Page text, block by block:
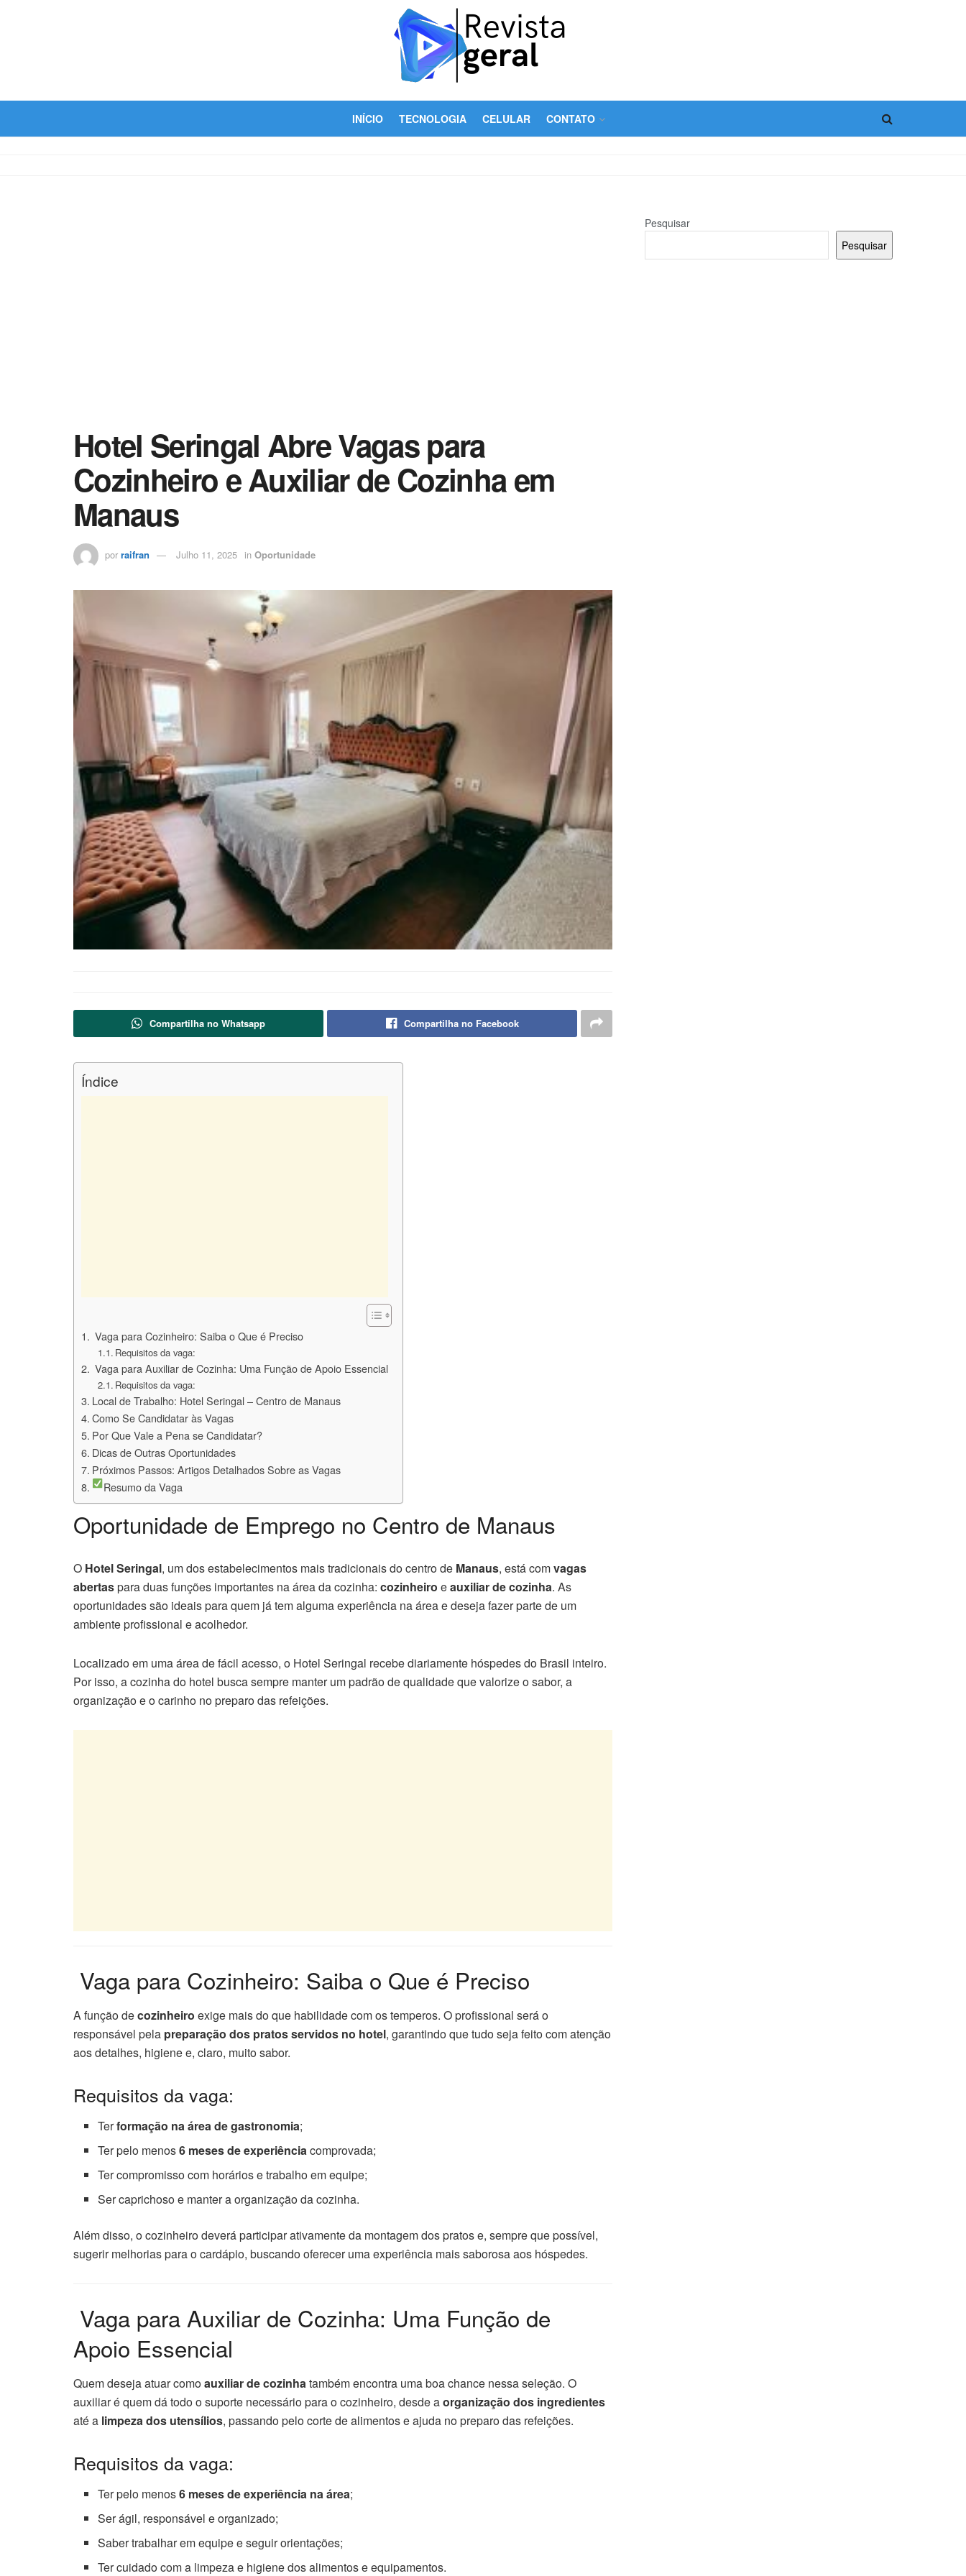
INÍCIO TECNOLOGIA CELULAR CONTATO
Hotel Seringal Abre Vagas para
Cozinheiro e Auxiliar de Cozinha em
Manaus
por raifran Julho 11, 2025 in Oportunidade
Compartilha no Whatsapp Compartilha no Facebook
Índice
‍ Vaga para Cozinheiro: Saiba o Que é Preciso
Requisitos da vaga:
‍ Vaga para Auxiliar de Cozinha: Uma Função de Apoio Essencial
Requisitos da vaga:
Local de Trabalho: Hotel Seringal – Centro de Manaus
Como Se Candidatar às Vagas
Por Que Vale a Pena se Candidatar?
Dicas de Outras Oportunidades
Próximos Passos: Artigos Detalhados Sobre as Vagas
Resumo da Vaga
Oportunidade de Emprego no Centro de Manaus
O Hotel Seringal, um dos estabelecimentos mais tradicionais do centro de Manaus, está comvagas
abertaspara duas funções importantes na área da cozinha: cozinheiro eauxiliar de cozinha. As
oportunidades são ideais para quem já tem alguma experiência na área e deseja fazer parte de um
ambiente profissional e acolhedor.
Localizado em uma área de fácil acesso, o Hotel Seringal recebe diariamente hóspedes do Brasil inteiro.
Por isso, a cozinha do hotel busca sempre manter um padrão de qualidade que valorize o sabor, a
organização e o carinho no preparo das refeições.
‍ Vaga para Cozinheiro: Saiba o Que é Preciso
A função decozinheiro exige mais do que habilidade com os temperos. O profissional será o
responsável pela preparação dos pratos servidos no hotel, garantindo que tudo seja feito com atenção
aos detalhes, higiene e, claro, muito sabor.
Requisitos da vaga:
Terformação na área de gastronomia;
Ter pelo menos6 meses de experiênciacomprovada;
Ter compromisso com horários e trabalho em equipe;
Ser caprichoso e manter a organização da cozinha.
Além disso, o cozinheiro deverá participar ativamente da montagem dos pratos e, sempre que possível,
sugerir melhorias para o cardápio, buscando oferecer uma experiência mais saborosa aos hóspedes.
‍ Vaga para Auxiliar de Cozinha: Uma Função de
Apoio Essencial
Quem deseja atuar comoauxiliar de cozinhatambém encontra uma boa chance nessa seleção. O
auxiliar é quem dá todo o suporte necessário para o cozinheiro, desde aorganização dos ingredientes
até a limpeza dos utensílios, passando pelo corte de alimentos e ajuda no preparo das refeições.
Requisitos da vaga:
Ter pelo menos6 meses de experiência na área;
Ser ágil, responsável e organizado;
Saber trabalhar em equipe e seguir orientações;
Ter cuidado com a limpeza e higiene dos alimentos e equipamentos.
Pesquisar
Pesquisar